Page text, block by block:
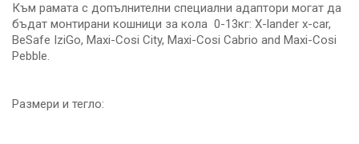
Към рамата с допълнителни специални адаптори могат да
бъдат монтирани кошници за кола 0-13кг: X-lander x-car,
BeSafe IziGo, Maxi-Cosi City, Maxi-Cosi Cabrio and Maxi-Cosi
Pebble.
Размери и тегло: